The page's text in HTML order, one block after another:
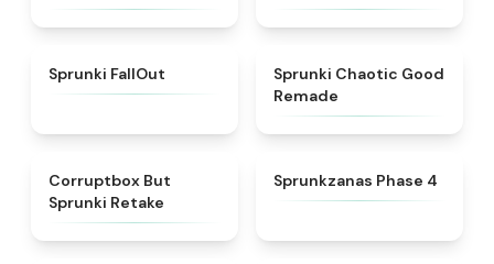
Sprunki FallOut ★ 4.6
Sprunki Chaotic Good
Remade
Corruptbox But
Sprunki Retake
4.5
Sprunkzanas Phase 4